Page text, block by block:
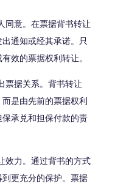
同意。在票据背书转让
通知或经其承诺。只
效的票据权利转让。
票据关系。背书转让
是由先前的票据权利
承兑和担保付款的责
效力。通过背书的方式
更充分的保护。票据